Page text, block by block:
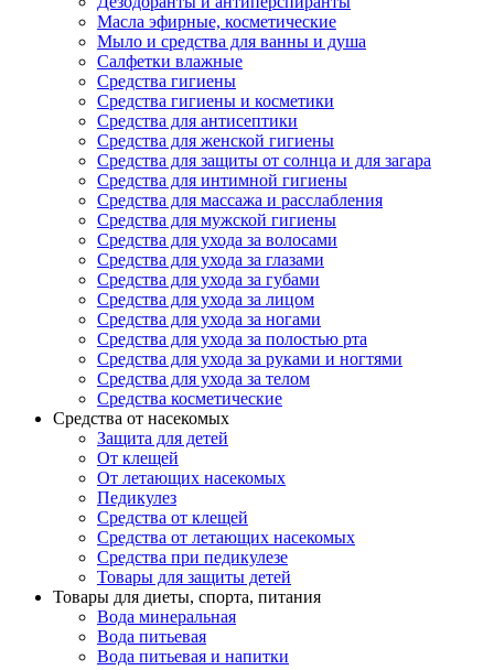
Масла эфирные, косметические
Мыло и средства для ванны и душа
Салфетки влажные
Средства гигиены
Средства гигиены и косметики
Средства для антисептики
Средства для женской гигиены
Средства для защиты от солнца и для загара
Средства для интимной гигиены
Средства для массажа и расслабления
Средства для мужской гигиены
Средства для ухода за волосами
Средства для ухода за глазами
Средства для ухода за губами
Средства для ухода за лицом
Средства для ухода за ногами
Средства для ухода за полостью рта
Средства для ухода за руками и ногтями
Средства для ухода за телом
Средства косметические
Средства от насекомых
Защита для детей
От клещей
От летающих насекомых
Педикулез
Средства от клещей
Средства от летающих насекомых
Средства при педикулезе
Товары для защиты детей
Товары для диеты, спорта, питания
Вода минеральная
Вода питьевая
Вода питьевая и напитки